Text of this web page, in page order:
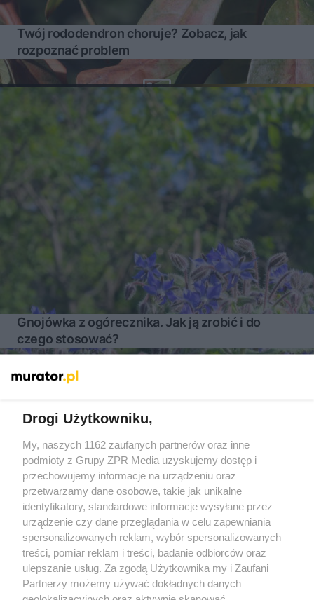
Twój rododendron choruje? Zobacz, jak
rozpoznać problem
Gnojówka z ogórecznika. Jak ją zrobić i do
czego stosować?
Żaden utwór zamieszczony w serwisie nie może być powielany i
rozpowszechniany lub dalej rozpowszechniany w jakikolwiek
sposób (w tym także elektroniczny lub mechaniczny) na
jakimkolwiek polu eksploatacji w jakiejkolwiek formie, włącznie z
umieszczaniem w Internecie bez pisemnej zgody właściciela praw.
Jakiekolwiek użycie lub wykorzystanie utworów w całości lub w
części z naruszeniem prawa, tzn. bez właściwej zgody, jest
zabronione pod groźbą kary i może być ścigane prawnie.
Drogi Użytkowniku,
My, naszych 1162 zaufanych partnerów oraz inne
podmioty z Grupy ZPR Media uzyskujemy dostęp i
przechowujemy informacje na urządzeniu oraz
przetwarzamy dane osobowe, takie jak unikalne
identyfikatory, standardowe informacje wysyłane przez
urządzenie czy dane przeglądania w celu zapewniania
spersonalizowanych reklam, wybór spersonalizowanych
treści, pomiar reklam i treści, badanie odbiorców oraz
ulepszanie usług. Za zgodą Użytkownika my i Zaufani
Partnerzy możemy używać dokładnych danych